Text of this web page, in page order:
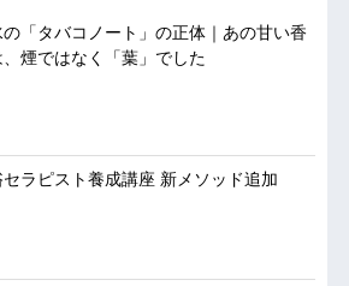
の「タバコノート」の正体｜あの甘い香
、煙ではなく「葉」でした
セラピスト養成講座 新メソッド追加